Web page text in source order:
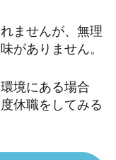
ませんが、無理
がありません。
境にある場合
休職をしてみる